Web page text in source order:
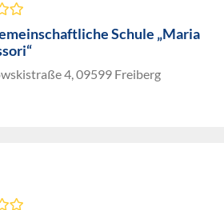
Schule „Maria
4, 09599 Freiberg